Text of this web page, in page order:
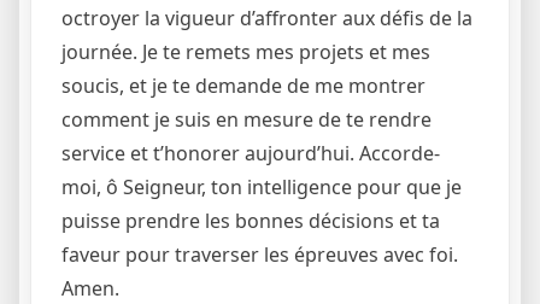
octroyer la vigueur d’affronter aux défis de la
journée. Je te remets mes projets et mes
soucis, et je te demande de me montrer
comment je suis en mesure de te rendre
service et t’honorer aujourd’hui. Accorde-
moi, ô Seigneur, ton intelligence pour que je
puisse prendre les bonnes décisions et ta
faveur pour traverser les épreuves avec foi.
Amen.